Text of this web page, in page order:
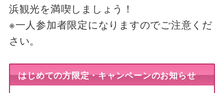
浜観光を満喫しましょう！
※一人参加者限定になりますのでご注意くだ
さい。
はじめての方限定・キャンペーンのお知らせ